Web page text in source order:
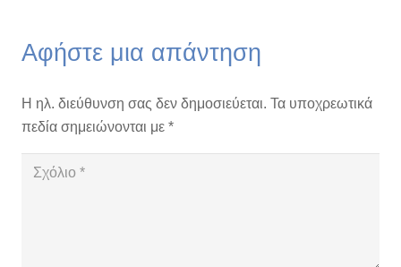
Αφήστε μια απάντηση
Η ηλ. διεύθυνση σας δεν δημοσιεύεται. Τα υποχρεωτικά
πεδία σημειώνονται με *